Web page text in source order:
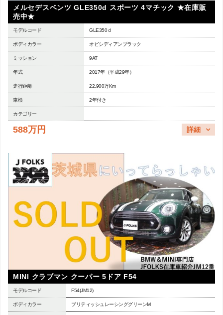
メルセデスベンツ GLE350d スポーツ 4マチック ★在庫販
売中★
モデルコード GLE350ｄ
ボディカラー オビシディアンブラック
ミッション 9AT
年式 2017年（平成29年）
走行距離 22,900万Km
車検 2年付き
カテゴリー
588万円 詳細
MINI クラブマン クーパー 5ドア F54
モデルコード F54(JM12)
ボディカラー ブリティッシュレーシンググリーンM